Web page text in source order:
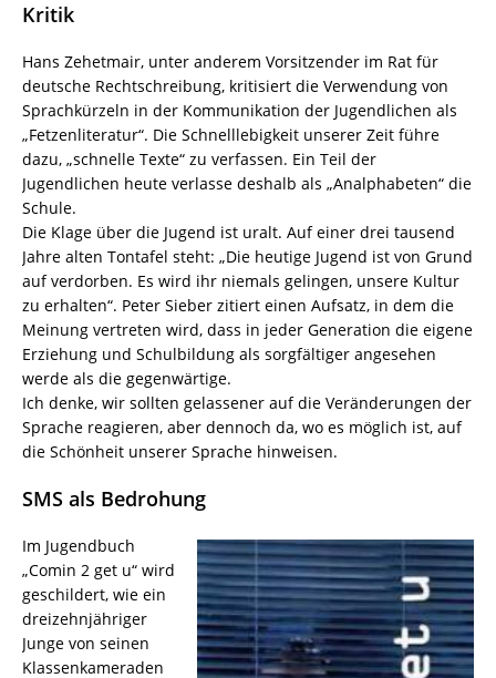
Kritik
Hans Zehetmair, unter anderem Vorsitzender im Rat für
deutsche Rechtschreibung, kritisiert die Verwendung von
Sprachkürzeln in der Kommunikation der Jugendlichen als
„Fetzenliteratur“. Die Schnelllebigkeit unserer Zeit führe
dazu, „schnelle Texte“ zu verfassen. Ein Teil der
Jugendlichen heute verlasse deshalb als „Analphabeten“ die
Schule.
Die Klage über die Jugend ist uralt. Auf einer drei tausend
Jahre alten Tontafel steht: „Die heutige Jugend ist von Grund
auf verdorben. Es wird ihr niemals gelingen, unsere Kultur
zu erhalten“. Peter Sieber zitiert einen Aufsatz, in dem die
Meinung vertreten wird, dass in jeder Generation die eigene
Erziehung und Schulbildung als sorgfältiger angesehen
werde als die gegenwärtige.
Ich denke, wir sollten gelassener auf die Veränderungen der
Sprache reagieren, aber dennoch da, wo es möglich ist, auf
die Schönheit unserer Sprache hinweisen.
SMS als Bedrohung
Im Jugendbuch
„Comin 2 get u“ wird
geschildert, wie ein
dreizehnjähriger
Junge von seinen
Klassenkameraden